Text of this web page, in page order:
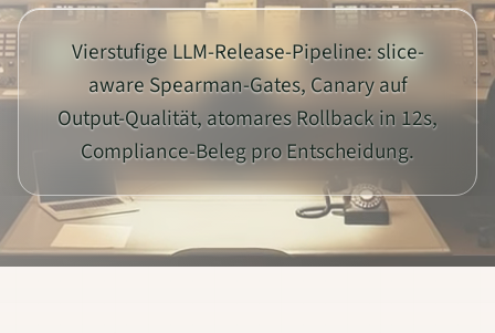
Vierstufige LLM-Release-Pipeline: slice-
aware Spearman-Gates, Canary auf
Output-Qualität, atomares Rollback in 12s,
Compliance-Beleg pro Entscheidung.